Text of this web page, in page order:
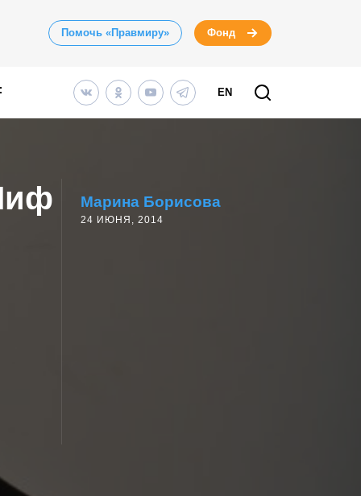
Помочь «Правмиру» Фонд
EN
Марина Борисова
24 ИЮНЯ, 2014